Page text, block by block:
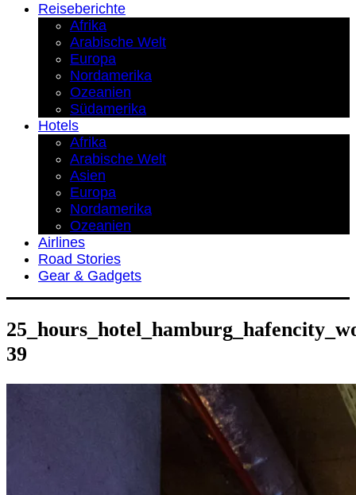
Reiseberichte
Afrika
Arabische Welt
Europa
Nordamerika
Ozeanien
Südamerika
Hotels
Afrika
Arabische Welt
Asien
Europa
Nordamerika
Ozeanien
Airlines
Road Stories
Gear & Gadgets
39